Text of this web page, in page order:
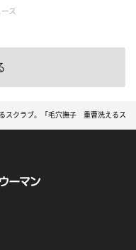
ス
スクラブ。「毛穴撫子 重曹洗えるスク